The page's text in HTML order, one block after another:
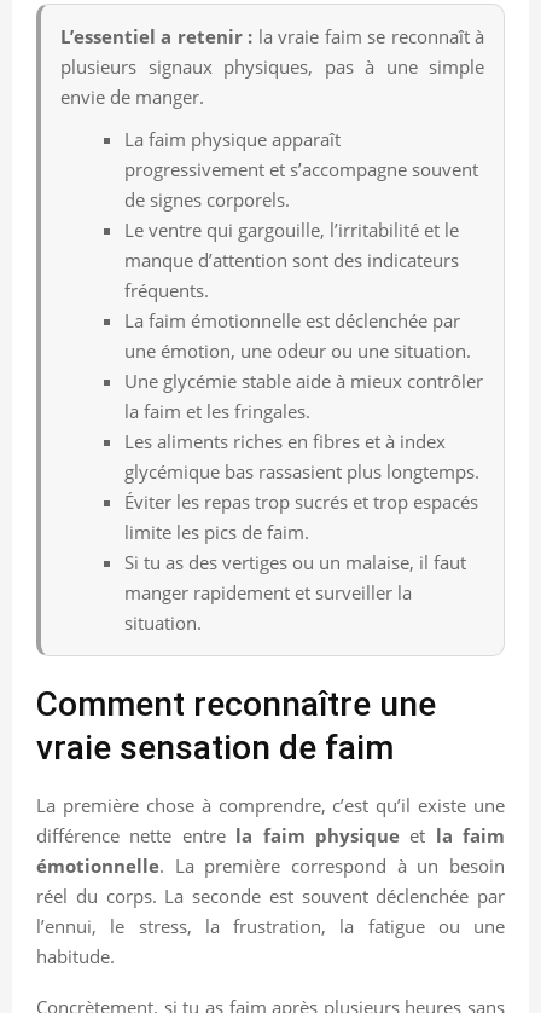
L’essentiel a retenir : la vraie faim se reconnaît à
plusieurs signaux physiques, pas à une simple
envie de manger.
La faim physique apparaît
progressivement et s’accompagne souvent
de signes corporels.
Le ventre qui gargouille, l’irritabilité et le
manque d’attention sont des indicateurs
fréquents.
La faim émotionnelle est déclenchée par
une émotion, une odeur ou une situation.
Une glycémie stable aide à mieux contrôler
la faim et les fringales.
Les aliments riches en fibres et à index
glycémique bas rassasient plus longtemps.
Éviter les repas trop sucrés et trop espacés
limite les pics de faim.
Si tu as des vertiges ou un malaise, il faut
manger rapidement et surveiller la
situation.
Comment reconnaître une
vraie sensation de faim
La première chose à comprendre, c’est qu’il existe une
différence nette entre la faim physiqueet la faim
émotionnelle. La première correspond à un besoin
réel du corps. La seconde est souvent déclenchée par
l’ennui, le stress, la frustration, la fatigue ou une
habitude.
Concrètement, si tu as faim après plusieurs heures sans